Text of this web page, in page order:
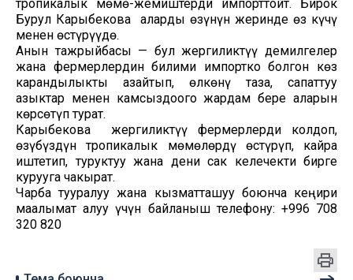
тропикалык мөмө-жемиштерди импорттойт. Бирок
Бурул Карыбекова аларды өзүнүн жеринде өз күчү
менен өстүрүүдө.
Анын тажрыйбасы — бул жергиликтүү демилгелер
жана фермерлердин билими импортко болгон көз
карандылыкты азайтып, өлкөнү таза, сапаттуу
азыктар менен камсыздоого жардам бере аларын
көрсөтүп турат.
Карыбекова жергиликтүү фермерлерди колдоп,
өзүбүздүн тропикалык мөмөлөрдү өстүрүп, кайра
иштетип, туруктуу жана дени сак келечекти бирге
курууга чакырат.
Чарба тууралуу жана кызматташуу боюнча кеңири
маалымат алуу үчүн байланыш телефону: +996 708
320 820